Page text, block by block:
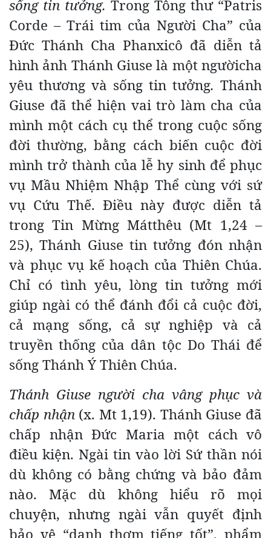
sống tin tưởng. Trong Tông thư “Patris
Corde – Trái tim của Người Cha” của
Đức Thánh Cha Phanxicô đã diễn tả
hình ảnh Thánh Giuse là một ngườicha
yêu thương và sống tin tưởng. Thánh
Giuse đã thể hiện vai trò làm cha của
mình một cách cụ thể trong cuộc sống
đời thường, bằng cách biến cuộc đời
mình trở thành của lễ hy sinh để phục
vụ Mầu Nhiệm Nhập Thể cùng với sứ
vụ Cứu Thế. Điều này được diễn tả
trong Tin Mừng Mátthêu (Mt 1,24 –
25), Thánh Giuse tin tưởng đón nhận
và phục vụ kế hoạch của Thiên Chúa.
Chỉ có tình yêu, lòng tin tưởng mới
giúp ngài có thể đánh đổi cả cuộc đời,
cả mạng sống, cả sự nghiệp và cả
truyền thống của dân tộc Do Thái để
sống Thánh Ý Thiên Chúa.
Thánh Giuse người cha vâng phục và
chấp nhận (x. Mt 1,19). Thánh Giuse đã
chấp nhận Đức Maria một cách vô
điều kiện. Ngài tin vào lời Sứ thần nói
dù không có bằng chứng và bảo đảm
nào. Mặc dù không hiểu rõ mọi
chuyện, nhưng ngài vẫn quyết định